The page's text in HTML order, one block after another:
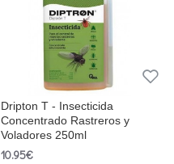
Dripton T - Insecticida
Concentrado Rastreros y
Voladores 250ml
10.95€